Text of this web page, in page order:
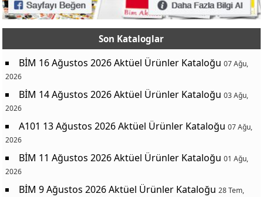
Son Kataloglar
BİM 16 Ağustos 2026 Aktüel Ürünler Kataloğu 07 Ağu,
2026
BİM 14 Ağustos 2026 Aktüel Ürünler Kataloğu 03 Ağu,
2026
A101 13 Ağustos 2026 Aktüel Ürünler Kataloğu 07 Ağu,
2026
BİM 11 Ağustos 2026 Aktüel Ürünler Kataloğu 01 Ağu,
2026
BİM 9 Ağustos 2026 Aktüel Ürünler Kataloğu 28 Tem,